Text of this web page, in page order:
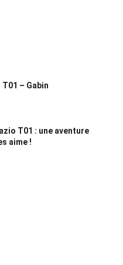
T01 – Gabin
T01 : une aventure
aime !